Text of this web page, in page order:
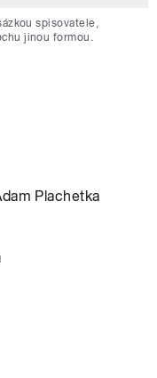
spisovatele,
jinou formou.
Plachetka